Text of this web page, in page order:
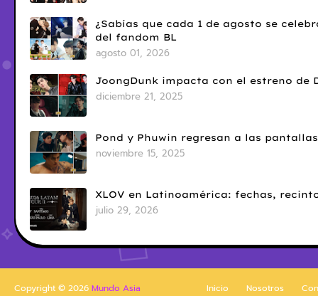
¿Sabías que cada 1 de agosto se
del fandom BL
agosto 01, 2026
JoongDunk impacta con el estreno de
diciembre 21, 2025
Pond y Phuwin regresan a las
noviembre 15, 2025
XLOV en Latinoamérica: fechas,
julio 29, 2026
Inicio Nosotros
Copyright © 2026 Mundo Asia